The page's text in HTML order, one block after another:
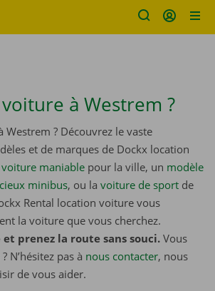
à Westrem ?
Westrem ? Découvrez le vaste
et de marques de Dockx location
maniable pour la ville, un modèle
minibus, ou la voiture de sport de
Rental location voiture vous
la voiture que vous cherchez.
et prenez la route sans souci. Vous
N’hésitez pas à nous contacter, nous
de vous aider.